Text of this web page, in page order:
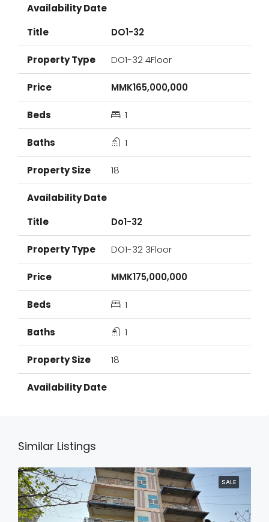
DO1-32
DO1-32 4Floor
MMK165,000,000
1
1
18
Do1-32
DO1-32 3Floor
MMK175,000,000
1
1
18
Similar Listings
SALE